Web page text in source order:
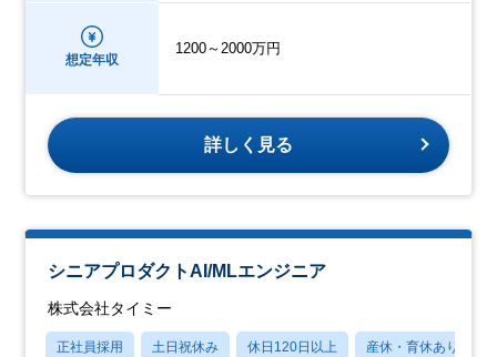
想定年収
1200～2000万円
詳しく見る
シニアプロダクトAI/MLエンジニア
株式会社タイミー
正社員採用 土日祝休み 休日120日以上 産休・育休あり